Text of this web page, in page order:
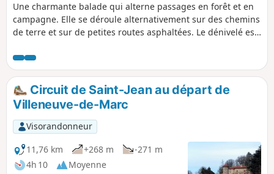
Une charmante balade qui alterne passages en forêt et en
campagne. Elle se déroule alternativement sur des chemins
de terre et sur de petites routes asphaltées. Le dénivelé est
Circuit de Saint-Jean au départ de
Villeneuve-de-Marc
Visorandonneur
11,76 km
+268 m
-271 m
4h 10
Moyenne